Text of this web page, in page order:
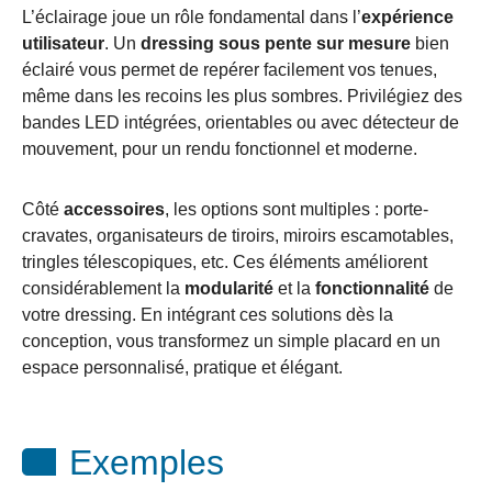
L’éclairage joue un rôle fondamental dans l’expérience
utilisateur. Un dressing sous pente sur mesure bien
éclairé vous permet de repérer facilement vos tenues,
même dans les recoins les plus sombres. Privilégiez des
bandes LED intégrées, orientables ou avec détecteur de
mouvement, pour un rendu fonctionnel et moderne.
Côté accessoires, les options sont multiples : porte-
cravates, organisateurs de tiroirs, miroirs escamotables,
tringles télescopiques, etc. Ces éléments améliorent
considérablement la modularité et la fonctionnalité de
votre dressing. En intégrant ces solutions dès la
conception, vous transformez un simple placard en un
espace personnalisé, pratique et élégant.
Exemples